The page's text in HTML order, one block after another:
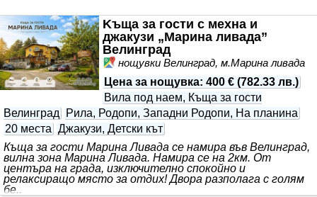
Kъща за гости с мехна и
джакузи „Марина ливада”
Велинград
нощувки Велинград, м.Марина ливада
Цена за нощувка: 400 € (782.33 лв.)
Вила под наем, Къща за гости
Велинград
Рила, Родопи, Западни Родопи, На планина
20 места Джакузи, Детски кът
Къща за гости Марина Ливада се намира във Велинград,
вилна зона Марина Ливада. Намира се на 2км. От
центъра на града, изключително спокойно и
релаксиращо място за отдих! Двора разполага с голям
бе..